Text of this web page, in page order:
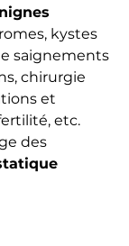
kystes
saignements
chirurgie
et
etc.
des